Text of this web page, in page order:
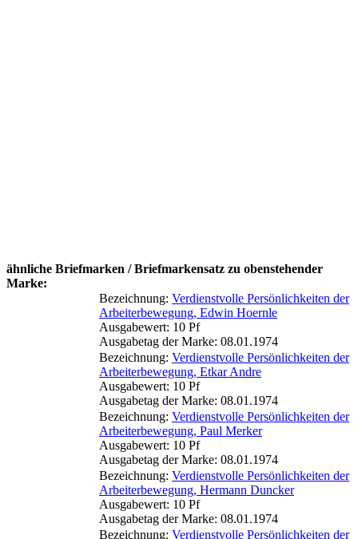
ähnliche Briefmarken / Briefmarkensatz zu obenstehender
Marke:
Bezeichnung: Verdienstvolle Persönlichkeiten der
Arbeiterbewegung, Edwin Hoernle
Ausgabewert: 10 Pf
Ausgabetag der Marke: 08.01.1974
Bezeichnung: Verdienstvolle Persönlichkeiten der
Arbeiterbewegung, Etkar Andre
Ausgabewert: 10 Pf
Ausgabetag der Marke: 08.01.1974
Bezeichnung: Verdienstvolle Persönlichkeiten der
Arbeiterbewegung, Paul Merker
Ausgabewert: 10 Pf
Ausgabetag der Marke: 08.01.1974
Bezeichnung: Verdienstvolle Persönlichkeiten der
Arbeiterbewegung, Hermann Duncker
Ausgabewert: 10 Pf
Ausgabetag der Marke: 08.01.1974
Bezeichnung: Verdienstvolle Persönlichkeiten der